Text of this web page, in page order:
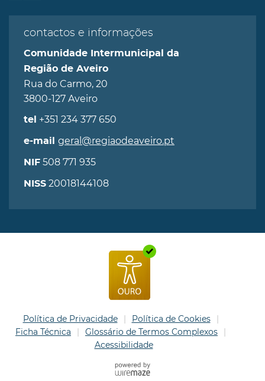
contactos e informações
Comunidade Intermunicipal da
Região de Aveiro
Rua do Carmo, 20
3800-127 Aveiro
tel +351 234 377 650
e-mail geral@regiaodeaveiro.pt
NIF 508 771 935
NISS 20018144108
Política de Privacidade
Política de Cookies
Ficha Técnica
Glossário de Termos Complexos
Acessibilidade